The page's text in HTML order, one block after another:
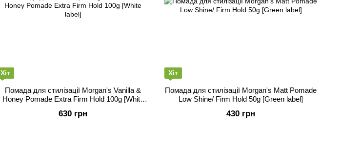
Хіт
Помада для стилізації Morgan's Vanilla &
Honey Pomade Extra Firm Hold 100g [White
630 грн
Хіт
Помада для стилізації Morgan's Matt Pomade
Low Shine/ Firm Hold 50g [Green label]
430 грн